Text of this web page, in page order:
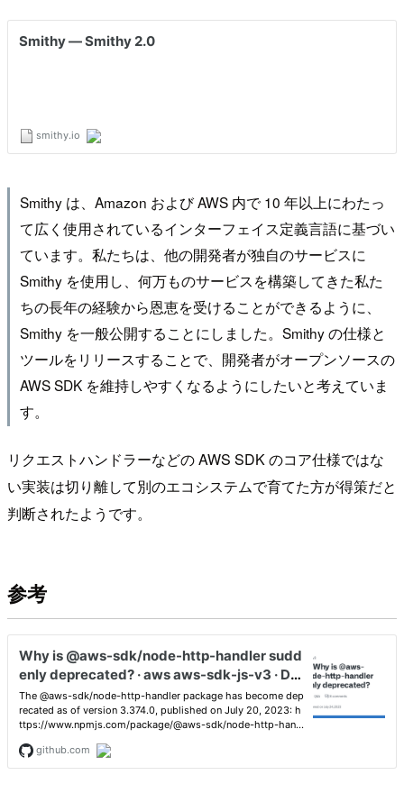
Smithy は、Amazon および AWS 内で 10 年以上にわたっ
て広く使用されているインターフェイス定義言語に基づい
ています。私たちは、他の開発者が独自のサービスに
Smithy を使用し、何万ものサービスを構築してきた私た
ちの長年の経験から恩恵を受けることができるように、
Smithy を一般公開することにしました。Smithy の仕様と
ツールをリリースすることで、開発者がオープンソースの
AWS SDK を維持しやすくなるようにしたいと考えていま
す。
リクエストハンドラーなどの AWS SDK のコア仕様ではな
い実装は切り離して別のエコシステムで育てた方が得策だと
判断されたようです。
参考